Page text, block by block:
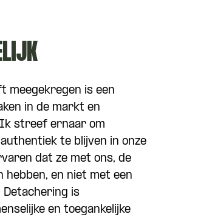
meegekregen is een
in de markt en
streef ernaar om
te blijven in onze
dat ze met ons, de
hebben, en niet met een
is
en toegankelijke